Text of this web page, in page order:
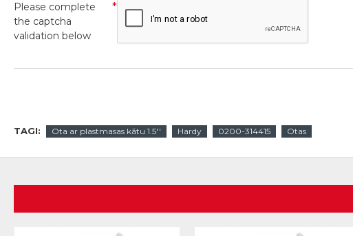
Please complete
the captcha
validation below
TAGI: Ota ar plastmasas kātu 1.5'' Hardy 0200-314415 Otas